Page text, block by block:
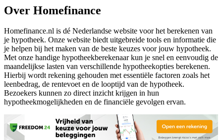
Over Homefinance
Homefinance.nl is dé Nederlandse website voor het berekenen van
je hypotheek. Onze website biedt uitgebreide tools en informatie die
je helpen bij het maken van de beste keuzes voor jouw hypotheek.
Met onze handige hypotheekberekenaar kun je snel en eenvoudig de
maandelijkse lasten van verschillende hypotheekopties berekenen.
Hierbij wordt rekening gehouden met essentiële factoren zoals het
leenbedrag, de rentevoet en de looptijd van de hypotheek.
Bezoekers kunnen zo direct inzicht krijgen in hun
hypotheekmogelijkheden en de financiële gevolgen ervan.